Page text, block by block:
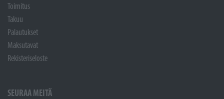
Toimitus
Takuu
Palautukset
Maksutavat
Rekisteriseloste
SEURAA MEITÄ